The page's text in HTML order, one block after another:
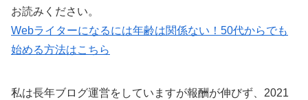
お読みください。
Webライターになるには年齢は関係ない！50代からでも
始める方法はこちら
私は長年ブログ運営をしていますが報酬が伸びず、2021